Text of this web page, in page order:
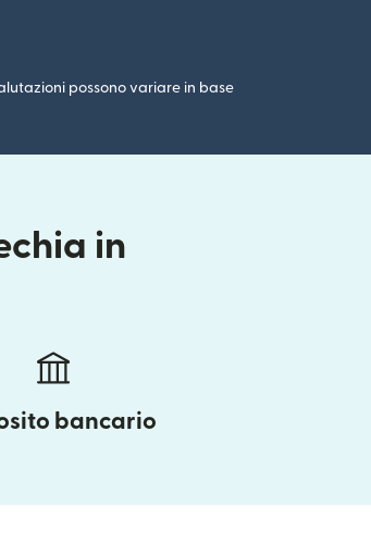
possono variare in base
in
bancario